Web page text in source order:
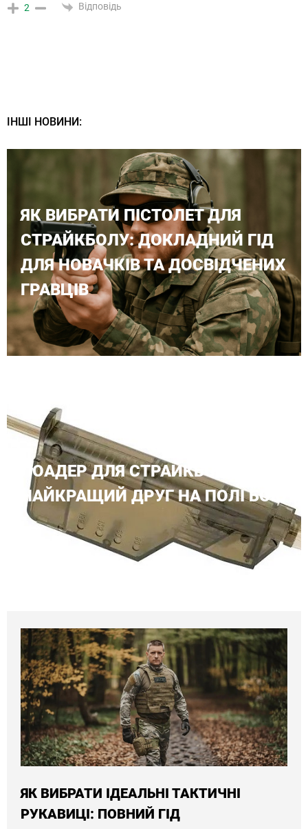
2 Відповідь
ІНШІ НОВИНИ:
ЯК ВИБРАТИ ПІСТОЛЕТ ДЛЯ
СТРАЙКБОЛУ: ДОКЛАДНИЙ ГІД
ДЛЯ НОВАЧКІВ ТА ДОСВІДЧЕНИХ
ГРАВЦІВ
ЛОАДЕР ДЛЯ СТРАЙКБОЛУ: ТВІЙ
НАЙКРАЩИЙ ДРУГ НА ПОЛІ БОЮ
ЯК ВИБРАТИ ІДЕАЛЬНІ ТАКТИЧНІ
РУКАВИЦІ: ПОВНИЙ ГІД